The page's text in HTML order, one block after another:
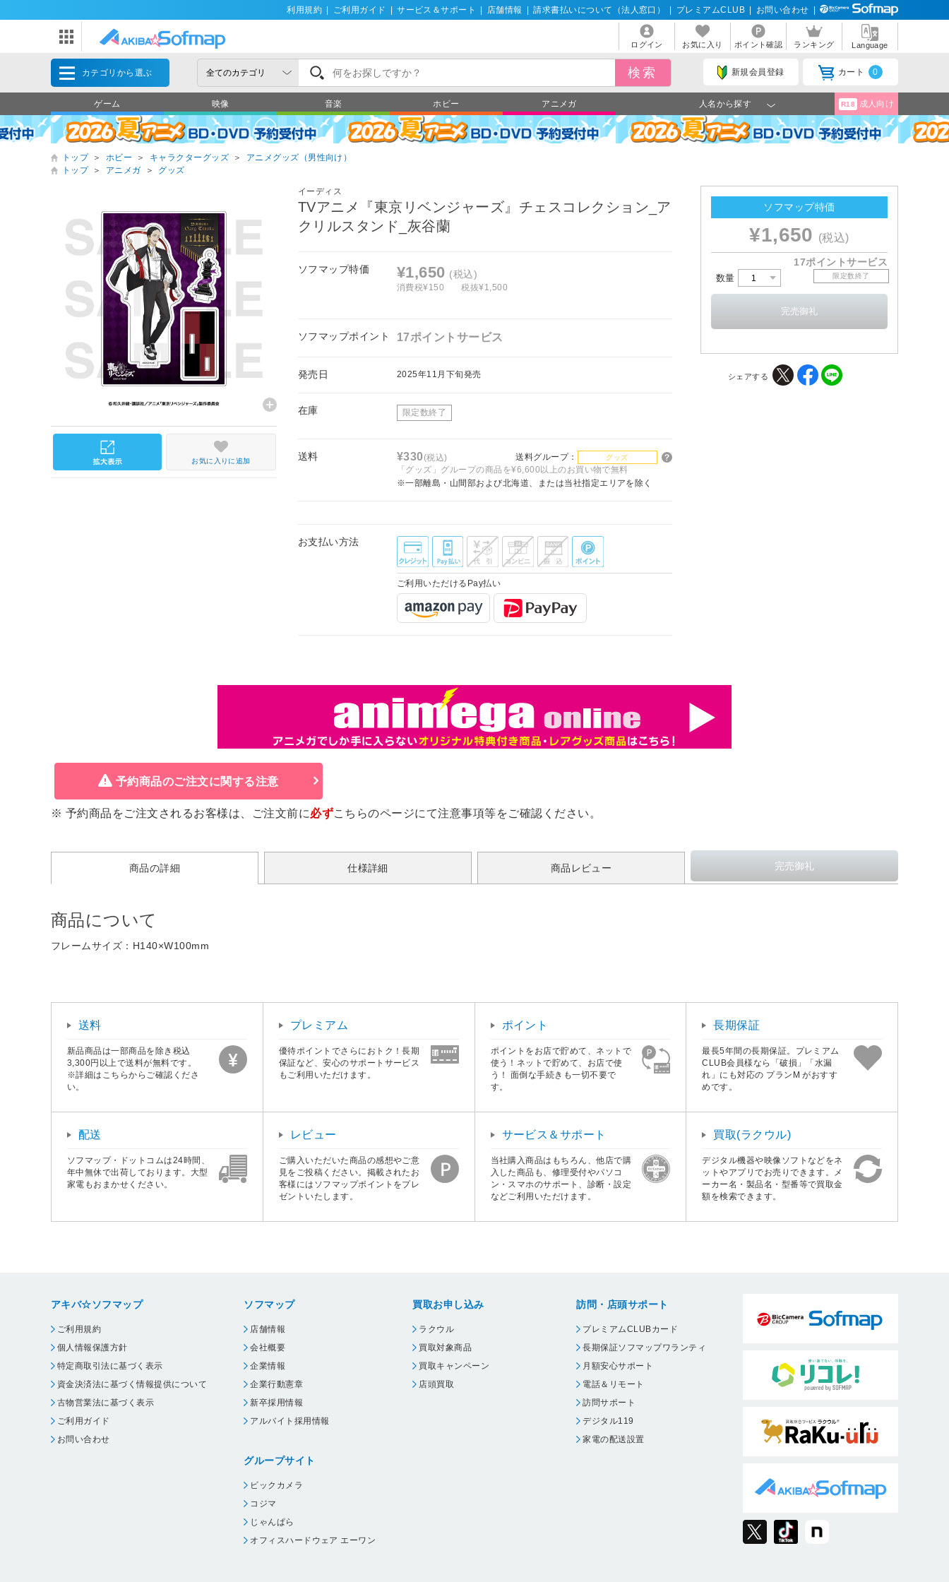
利用規約 ご利用ガイド サービス＆サポート 店舗情報 請求書払いについて（法人窓口） プレミアムCLUB お問い合わせ
ログイン お気に入り ポイント確認 ランキング Language
カテゴリから選ぶ 新規会員登録 カート 0
ゲーム 映像 音楽 ホビー アニメガ 人名から探す R18 成人向け
トップ ＞ ホビー ＞ キャラクターグッズ ＞
アニメグッズ（男性向け）
トップ
＞ アニメガ ＞ グッズ
イーディス
TVアニメ『東京リベンジャーズ』チェスコレクション_ア
クリルスタンド_灰谷蘭
ソフマップ特価 ¥1,650 (税込)
消費税¥150 税抜¥1,500
ソフマップポイント 17ポイントサービス
発売日 2025年11月下旬発売
在庫 限定数終了
送料 ¥330(税込) 送料グループ： グッズ
「グッズ」グループの商品を¥6,600以上のお買い物で無料
※一部離島・山間部および北海道、または当社指定エリアを除く
お支払い方法
ご利用いただけるPay払い
お気に入りに追加
ソフマップ特価
¥1,650 (税込)
17ポイントサービス
数量 限定数終了
シェアする
予約商品のご注文に関する注意
※ 予約商品をご注文されるお客様は、ご注文前に必ずこちらのページにて注意事項等をご確認ください。
商品の詳細 仕様詳細 商品レビュー
商品について
フレームサイズ：H140×W100mm
送料
新品商品は一部商品を除き税込
3,300円以上で送料が無料です。
※詳細はこちらからご確認くださ
い。
プレミアム
優待ポイントでさらにおトク！長期
保証など、安心のサポートサービス
もご利用いただけます。
ポイント
ポイントをお店で貯めて、ネットで
使う！ネットで貯めて、お店で使
う！ 面倒な手続きも一切不要で
す。
長期保証
最長5年間の長期保証。プレミアム
CLUB会員様なら「破損」「水漏
れ」にも対応の プランM がおすす
めです。
配送
ソフマップ・ドットコムは24時間、
年中無休で出荷しております。大型
家電もおまかせください。
レビュー
ご購入いただいた商品の感想やご意
見をご投稿ください。掲載されたお
客様にはソフマップポイントをプレ
ゼントいたします。
サービス＆サポート
当社購入商品はもちろん、他店で購
入した商品も、修理受付やパソコ
ン・スマホのサポート、診断・設定
などご利用いただけます。
買取(ラクウル)
デジタル機器や映像ソフトなどをネ
ットやアプリでお売りできます。メ
ーカー名・製品名・型番等で買取金
額を検索できます。
アキバ☆ソフマップ
ご利用規約
個人情報保護方針
特定商取引法に基づく表示
資金決済法に基づく情報提供について
古物営業法に基づく表示
ご利用ガイド
お問い合わせ
ソフマップ
店舗情報
会社概要
企業情報
企業行動憲章
新卒採用情報
アルバイト採用情報
グループサイト
ビックカメラ
コジマ
じゃんぱら
オフィスハードウェア エーワン
買取お申し込み
ラクウル
買取対象商品
買取キャンペーン
店頭買取
訪問・店頭サポート
プレミアムCLUBカード
長期保証ソフマップワランティ
月額安心サポート
電話＆リモート
訪問サポート
デジタル119
家電の配送設置